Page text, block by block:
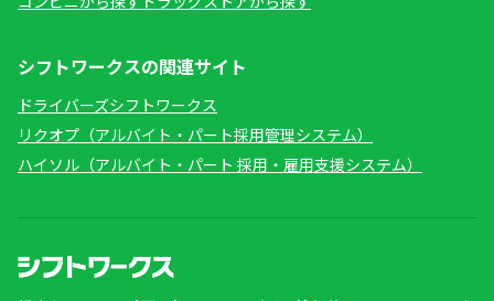
シフトワークスの関連サイト
ドライバーズシフトワークス
リクオプ（アルバイト・パート採用管理システム）
ハイソル（アルバイト・パート 採用・雇用支援システム）